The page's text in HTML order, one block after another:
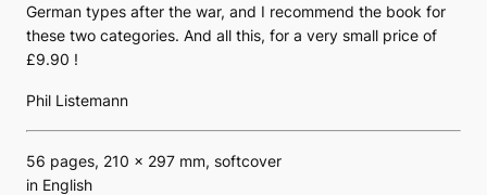
German types after the war, and I recommend the book for
these two categories. And all this, for a very small price of
£9.90 !
Phil Listemann
56 pages, 210 x 297 mm, softcover
in English